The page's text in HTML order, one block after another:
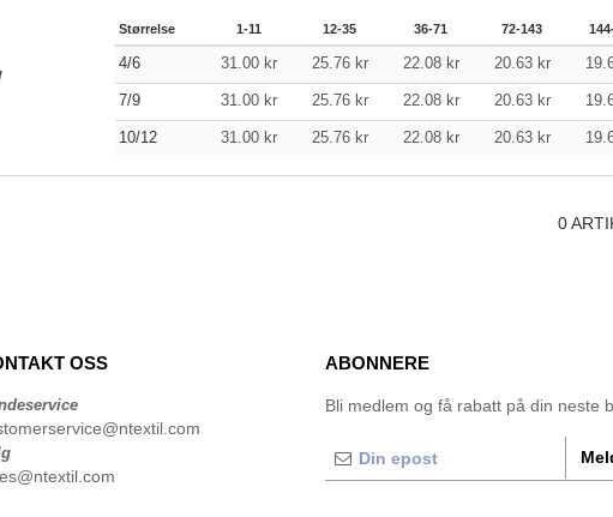
Størrelse 1-11 12-35 36-71 72-143
4/6 31.00 kr 25.76 kr 22.08 kr 20.63 kr
7/9 31.00 kr 25.76 kr 22.08 kr 20.63 kr
10/12 31.00 kr 25.76 kr 22.08 kr 20.63 kr
0
OSS ABONNERE
Bli medlem og få rabatt på din neste